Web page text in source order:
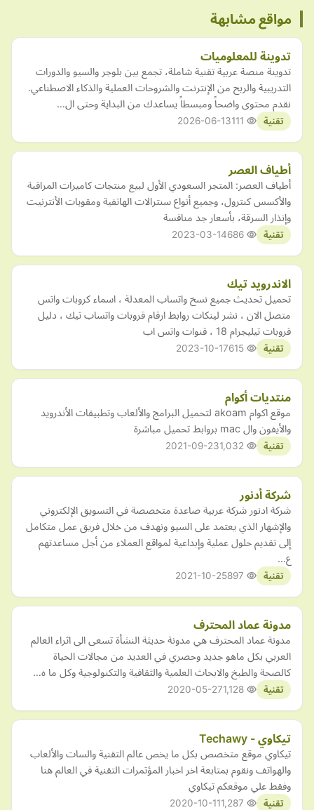
مواقع مشابهة
تدوينة للمعلوميات
تدوينة منصة عربية تقنية شاملة، تجمع بين بلوجر والسيو والدورات
التدريبية والربح من الإنترنت والشروحات العملية والذكاء الاصطناعي.
نقدم محتوى واضحاً ومبسطاً يساعدك من البداية وحتى ال…
تقنية 2026-06-13
أطياف العصر
أطياف العصر: المتجر السعودي الأول لبيع منتجات كاميرات المراقبة
والأكسس كنترول، وجميع أنواع سنترالات الهاتفية ومقويات الأنترنيت
وإنذار السرقة، بأسعار جد منافسة
تقنية 2023-03-14
الاندرويد تيك
تحميل تحديث جميع نسخ واتساب المعدلة ، اسماء كروبات واتس
متصل الان ، نشر لينكات روابط ارقام قروبات واتساب تيك ، دليل
قروبات تيليجرام 18 ، قنوات واتس اب
تقنية 2023-10-17
منتديات أكوام
موقع اكوام akoam لتحميل البرامج والألعاب وتطبيقات الأندرويد
والأيفون وال mac بروابط تحميل مباشرة
تقنية 2021-09-23
شركة أدنور
شركة ادنور شركة عربية صاعدة متخصصة في التسويق الإلكتروني
والإشهار الذي يعتمد على السيو ونهدف من خلال فريق عمل متكامل
إلى تقديم حلول عملية وإبداعية لمواقع العملاء من أجل مساعدتهم
ع…
تقنية 2021-10-25
مدونة عماد المحترف
مدونة عماد المحترف هي مدونة حديثة النشأة تسعى الى اثراء العالم
العربي بكل ماهو جديد وحصري في العديد من مجالات الحياة
كالصحة والطبخ والابحاث العلمية والثقافية والتكنولوجية وكل ما ه…
تقنية 2020-05-27
تيكاوي - Techawy
تيكاوي موقع متخصص بكل ما يخص عالم التقنية والسات والألعاب
والهواتف ونقوم بمتابعة اخر اخبار المؤتمرات التقنية في العالم هنا
وفقط علي موقعكم تيكاوي
تقنية 2020-10-11